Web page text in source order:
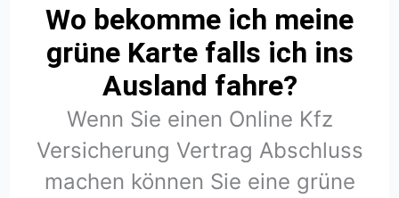
Wo bekomme ich meine
grüne Karte falls ich ins
Ausland fahre?
Wenn Sie einen Online Kfz
Versicherung Vertrag Abschluss
machen können Sie eine grüne